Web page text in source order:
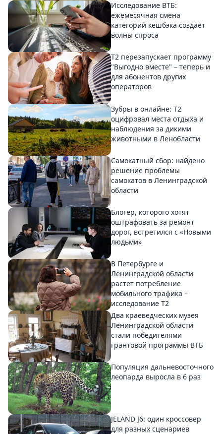
Исследование ВТБ:
ежемесячная смена
категорий кешбэка создает
волны спроса
Т2 перезапускает программу
"Выгодно вместе" – теперь и
для абонентов других
операторов
Зубры в онлайне: Т2
оцифровал места отдыха и
наблюдения за дикими
животными в Ленобласти
Самокатный сбор: найдено
решение проблемы
самокатов в Ленинградской
области
Блогер, которого хотят
оштрафовать за ремонт
дорог, встретился с «Новыми
людьми»
В Петербурге и
Ленинградской области
растет потребление
мобильного трафика –
исследование T2
Два краеведческих музея
Ленинградской области
стали победителями
грантовой программы ВТБ
Популяция дальневосточного
леопарда выросла в 6 раз
JELAND J6: один кроссовер
для разных сценариев